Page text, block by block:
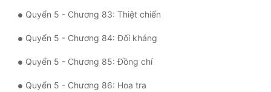
Quyển 5 - Chương 83: Thiệt chiến
Quyển 5 - Chương 84: Đối kháng
Quyển 5 - Chương 85: Đồng chí
Quyển 5 - Chương 86: Hoa tra